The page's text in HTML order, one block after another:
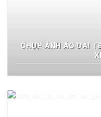
CHỤP ẢNH ÁO DÀI